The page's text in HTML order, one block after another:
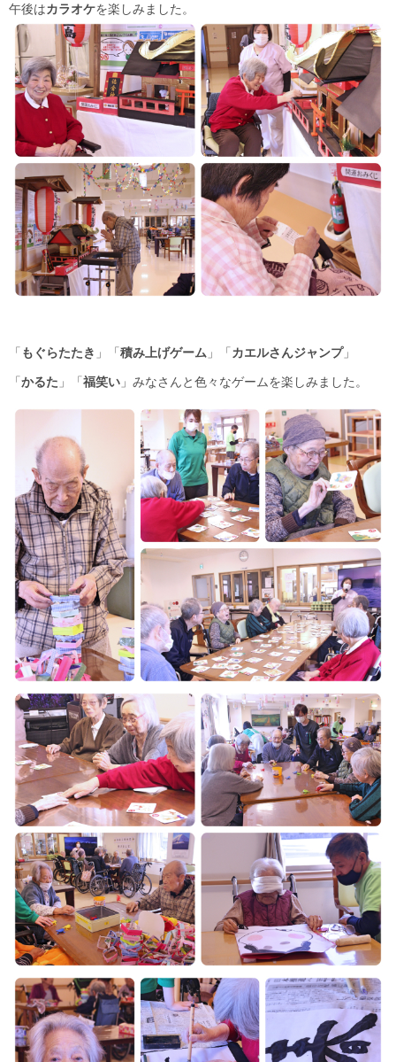
午後はカラオケを楽しみました。
「 もぐらたたき 」「 積み上げゲーム 」「 カエルさんジャンプ」
「 かるた 」「 福笑い 」みなさんと色々なゲームを楽しみました。